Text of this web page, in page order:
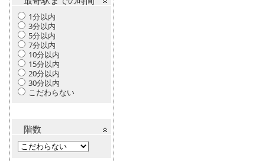
1分以内
3分以内
5分以内
7分以内
10分以内
15分以内
20分以内
30分以内
こだわらない
階数